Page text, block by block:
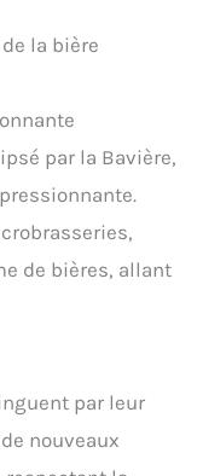
la bière
par la Bavière,
de bières, allant
par leur
nouveaux